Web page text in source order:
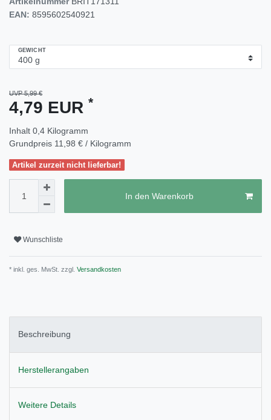
EAN: 8595602540921
GEWICHT
UVP 5,99 €
4,79 EUR *
Inhalt 0,4 Kilogramm
Grundpreis 11,98 € / Kilogramm
Artikel zurzeit nicht lieferbar!
In den Warenkorb
Wunschliste
* inkl. ges. MwSt. zzgl. Versandkosten
Beschreibung
Herstellerangaben
Weitere Details